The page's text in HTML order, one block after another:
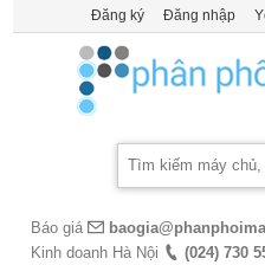
Đăng ký Đăng nhập
Báo giá
Kinh doanh Hà Nội
(024) 730